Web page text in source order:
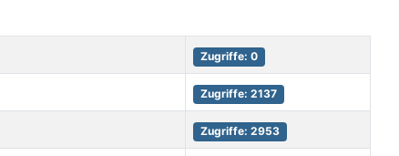
Zugriffe: 0
Zugriffe: 2137
Zugriffe: 2953